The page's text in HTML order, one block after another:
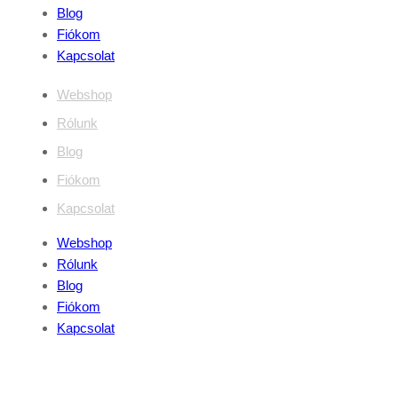
Blog
Fiókom
Kapcsolat
Webshop
Rólunk
Blog
Fiókom
Kapcsolat
Webshop
Rólunk
Blog
Fiókom
Kapcsolat